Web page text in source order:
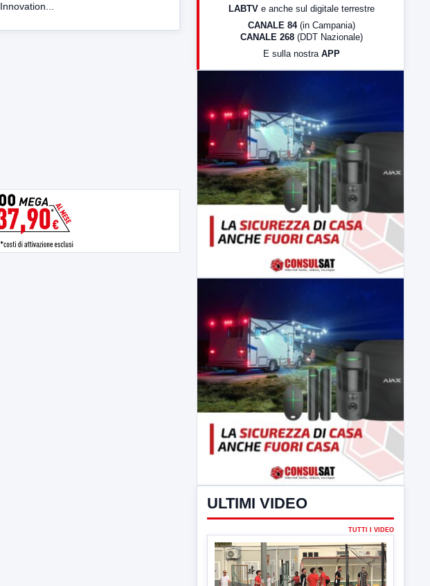
Innovation...
LabNews (Diretta)
LABTV e anche sul digitale terrestre
CANALE 84 (in Campania)
CANALE 268 (DDT Nazionale)
E sulla nostra APP
ULTIMI VIDEO
TUTTI I VIDEO